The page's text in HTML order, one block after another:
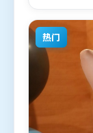
区首映上线
热门